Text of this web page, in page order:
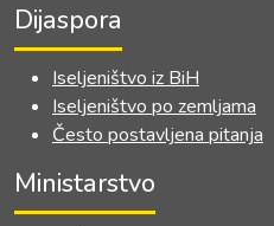
Dijaspora
Iseljeništvo iz BiH
Iseljeništvo po zemljama
Često postavljena pitanja
Ministarstvo